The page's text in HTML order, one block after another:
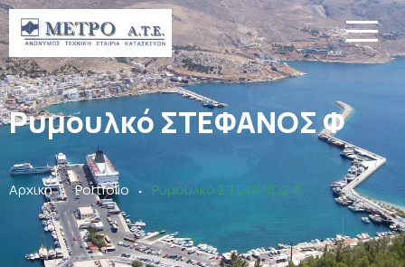
Ρυμουλκό ΣΤΕΦΑΝΟΣ Φ
Αρχική . Portfolio . Ρυμουλκό ΣΤΕΦΑΝΟΣ Φ